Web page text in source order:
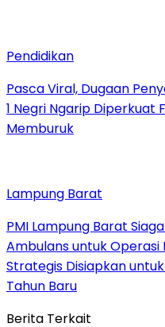
Pendidikan
Pasca Viral, Dugaan
1 Negri Ngarip Diperkuat
Memburuk
Lampung Barat
PMI Lampung Barat
Ambulans untuk Operasi
Strategis Disiapkan
Tahun Baru
Berita Terkait